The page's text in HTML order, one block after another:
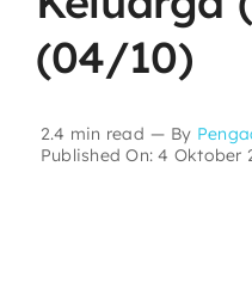
(04/10)
2.4 min read — By
Published On: 4 Oktober